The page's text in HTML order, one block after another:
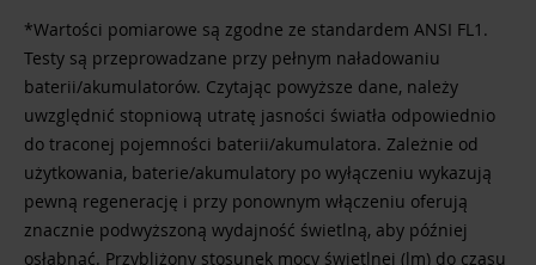
*Wartości pomiarowe są zgodne ze standardem ANSI FL1.
Testy są przeprowadzane przy pełnym naładowaniu
baterii/akumulatorów. Czytając powyższe dane, należy
uwzględnić stopniową utratę jasności światła odpowiednio
do traconej pojemności baterii/akumulatora. Zależnie od
użytkowania, baterie/akumulatory po wyłączeniu wykazują
pewną regenerację i przy ponownym włączeniu oferują
znacznie podwyższoną wydajność świetlną, aby później
osłabnąć. Przybliżony stosunek mocy świetlnej (lm) do czasu